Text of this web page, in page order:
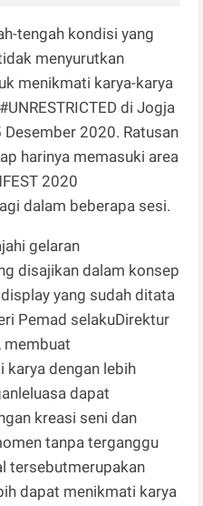
tengah kondisi yang
menyurutkan
menikmati karya-karya
di Jogja
2020. Ratusan
harinya memasuki area
2020
dalam beberapa sesi.
gelaran
disajikan dalam konsep
yang sudah ditata
Pemad selakuDirektur
karya dengan lebih
dapat
kreasi seni dan
tanpa terganggu
tersebutmerupakan
dapat menikmati karya